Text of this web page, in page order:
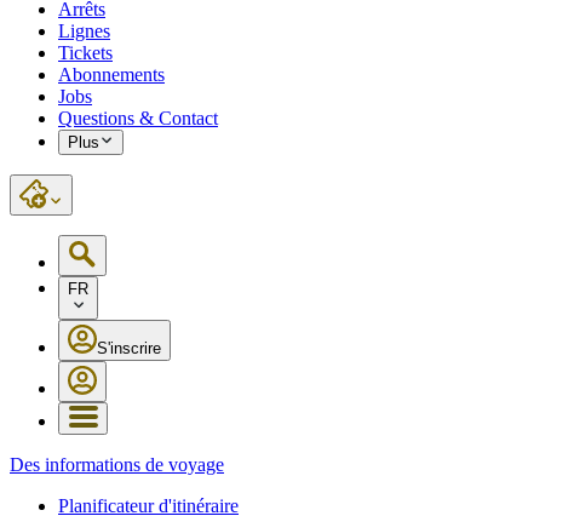
Arrêts
Lignes
Tickets
Abonnements
Jobs
Questions & Contact
Plus
FR
S'inscrire
Des informations de voyage
Planificateur d'itinéraire